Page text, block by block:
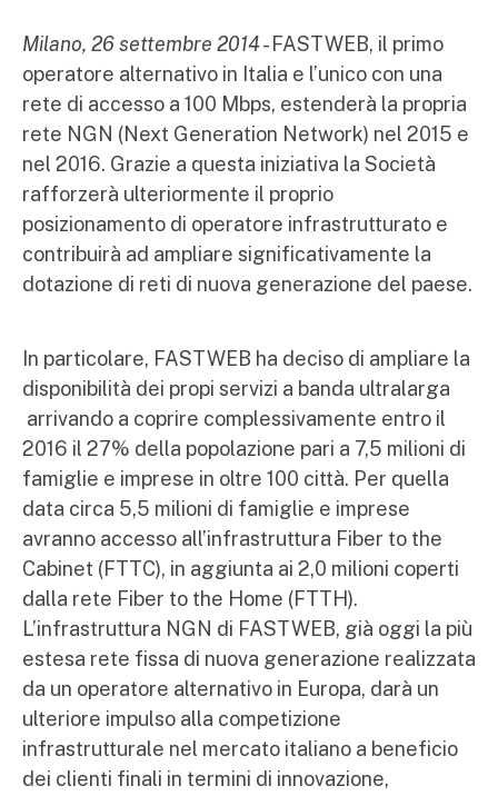
Milano, 26 settembre 2014- FASTWEB, il primo
operatore alternativo in Italia e l’unico con una
rete di accesso a 100 Mbps, estenderà la propria
rete NGN (Next Generation Network) nel 2015 e
nel 2016. Grazie a questa iniziativa la Società
rafforzerà ulteriormente il proprio
posizionamento di operatore infrastrutturato e
contribuirà ad ampliare significativamente la
dotazione di reti di nuova generazione del paese.
In particolare, FASTWEB ha deciso di ampliare la
disponibilità dei propi servizi a banda ultralarga
arrivando a coprire complessivamente entro il
2016 il 27% della popolazione pari a 7,5 milioni di
famiglie e imprese in oltre 100 città. Per quella
data circa 5,5 milioni di famiglie e imprese
avranno accesso all’infrastruttura Fiber to the
Cabinet (FTTC), in aggiunta ai 2,0 milioni coperti
dalla rete Fiber to the Home (FTTH).
L’infrastruttura NGN di FASTWEB, già oggi la più
estesa rete fissa di nuova generazione realizzata
da un operatore alternativo in Europa, darà un
ulteriore impulso alla competizione
infrastrutturale nel mercato italiano a beneficio
dei clienti finali in termini di innovazione,